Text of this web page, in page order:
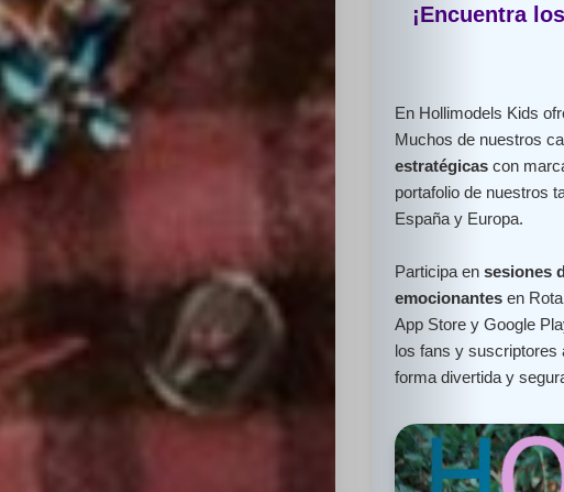
¡Encuentra
En Hollimodels Kids
Muchos de nuestros
estratégicascon
portafolio de nuestros
España y Europa.
Participa en sesiones
emocionantesen
App Store y Google
los fans y suscriptores
forma divertida y